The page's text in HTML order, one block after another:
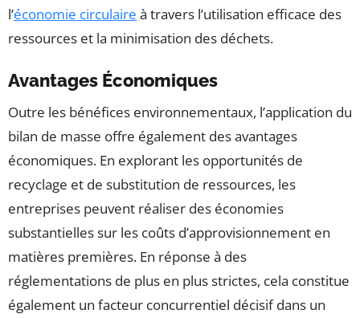
l’économie circulaire à travers l’utilisation efficace des
ressources et la minimisation des déchets.
Avantages Économiques
Outre les bénéfices environnementaux, l’application du
bilan de masse offre également des avantages
économiques. En explorant les opportunités de
recyclage et de substitution de ressources, les
entreprises peuvent réaliser des économies
substantielles sur les coûts d’approvisionnement en
matières premières. En réponse à des
réglementations de plus en plus strictes, cela constitue
également un facteur concurrentiel décisif dans un